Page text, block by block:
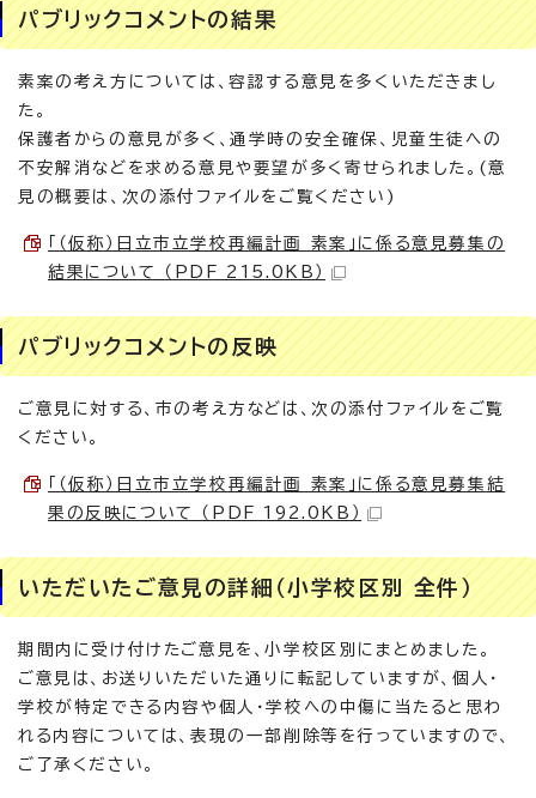
パブリックコメントの結果
素案の考え方については、容認する意見を多くいただきまし
た。
保護者からの意見が多く、通学時の安全確保、児童生徒への
不安解消などを求める意見や要望が多く寄せられました。(意
見の概要は、次の添付ファイルをご覧ください)
「（仮称）日立市立学校再編計画 素案」に係る意見募集の
結果について （PDF 215.0KB）
パブリックコメントの反映
ご意見に対する、市の考え方などは、次の添付ファイルをご覧
ください。
「（仮称）日立市立学校再編計画 素案」に係る意見募集結
果の反映について （PDF 192.0KB）
いただいたご意見の詳細（小学校区別 全件）
期間内に受け付けたご意見を、小学校区別にまとめました。
ご意見は、お送りいただいた通りに転記していますが、個人・
学校が特定できる内容や個人・学校への中傷に当たると思わ
れる内容については、表現の一部削除等を行っていますので、
ご了承ください。